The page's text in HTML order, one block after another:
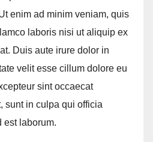
enim ad minim veniam, quis
laboris nisi ut aliquip ex
Duis aute irure dolor in
velit esse cillum dolore eu
sint occaecat
sunt in culpa qui officia
est laborum.